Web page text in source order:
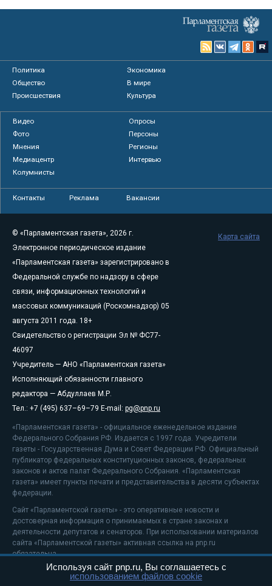
Политика
Экономика
Общество
В мире
Происшествия
Культура
Видео
Опросы
Фото
Персоны
Мнения
Регионы
Медиацентр
Интервью
Колумнисты
Контакты Реклама Вакансии
© «Парламентская газета», 2026 г.
Электронное периодическое издание
«Парламентская газета» зарегистрировано в
Федеральной службе по надзору в сфере
связи, информационных технологий и
массовых коммуникаций (Роскомнадзор) 05
августа 2011 года. 18+
Свидетельство о регистрации Эл № ФС77-
46097
Учредитель — АНО «Парламентская газета»
Исполняющий обязанности главного
редактора — Абдуллаев М.Р.
Тел.: +7 (495) 637–69–79 E-mail: pg@pnp.ru
«Парламентская газета» - официальное еженедельное издание
Федерального Собрания РФ. Издается с 1997 года. Учредители
газеты - Государственная Дума и Совет Федерации РФ. Официальный
публикатор федеральных конституционных законов, федеральных
законов и актов палат Федерального Собрания. «Парламентская
газета» имеет пункты печати и представительства в десяти субъектах
федерации.
Сайт «Парламентской газеты» - это оперативные новости и
достоверная информация о принимаемых в стране законах и
деятельности депутатов и сенаторов. При использовании материалов
сайта «Парламентской газеты» активная ссылка на pnp.ru
обязательна.
На информационном ресурсе применяютсярекомендательные
Карта сайта
Используя сайт pnp.ru, Вы соглашаетесь с
использованием файлов cookie